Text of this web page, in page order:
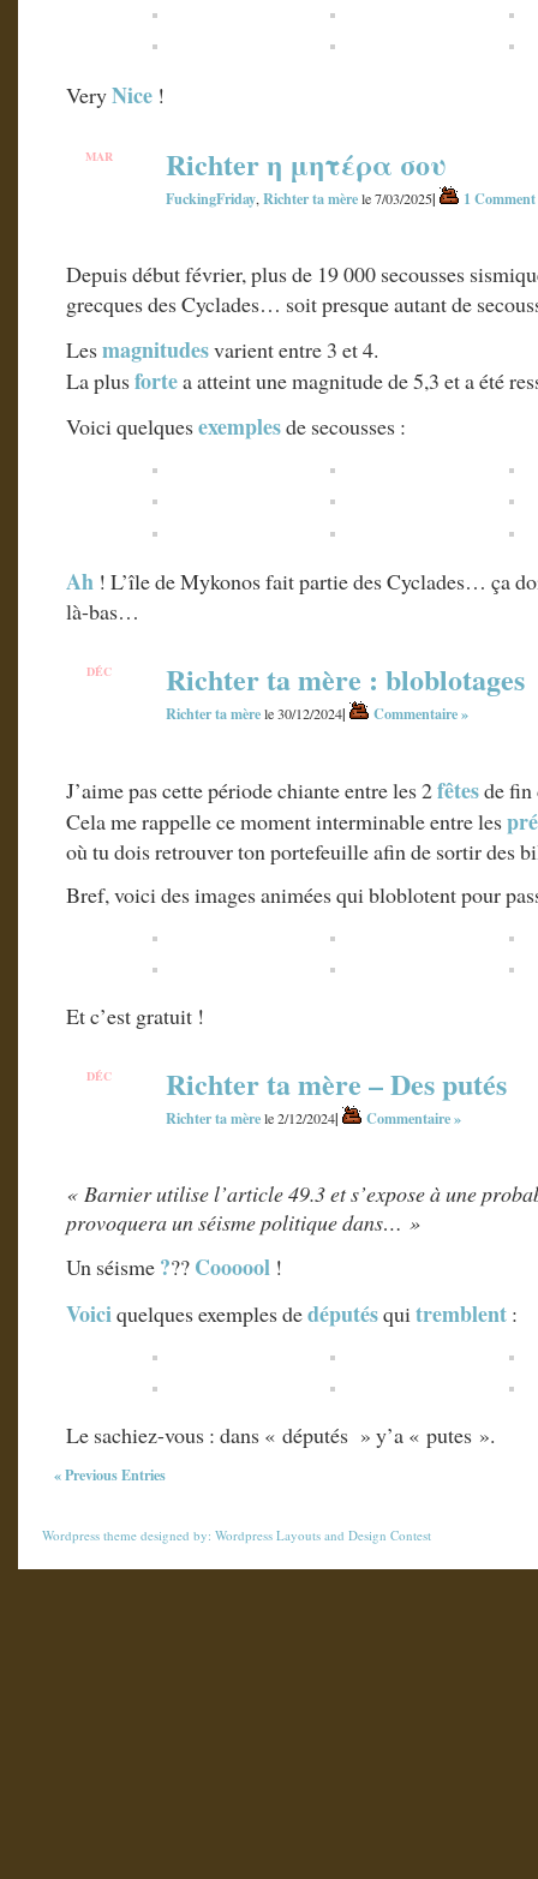
VeryNice !
MAR Richter η μητέρα σου
FuckingFriday, Richter ta mèrele 7/03/2025| 1
Depuis début février, plus de 19 000 secousses
grecques des Cyclades… soit presque autant de
Lesmagnitudesvarient entre 3 et 4.
La plusfortea atteint une magnitude de 5,3 et a été
Voici quelquesexemplesde secousses :
Ah ! L’île de Mykonos fait partie des Cyclades… ça
là-bas…
DÉC Richter ta mère : bloblotages
Richter ta mèrele 30/12/2024| Commentaire »
J’aime pas cette période chiante entre les 2fêtesde fin
Cela me rappelle ce moment interminable entre les
où tu dois retrouver ton portefeuille afin de sortir des
Bref, voici des images animées qui bloblotent pour
Et c’est gratuit !
DÉC Richter ta mère – Des putés
Richter ta mèrele 2/12/2024| Commentaire »
« Barnier utilise l’article 49.3 et s’expose à une
provoquera un séisme politique dans… »
Un séisme ??? Coooool !
Voiciquelques exemples dedéputésqui tremblent :
Le sachiez-vous : dans « députés » y’a « putes ».
« Previous Entries
Wordpress theme designed by: Wordpress Layouts and Design Contest